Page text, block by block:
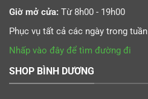
Giờ mở cửa: Từ 8h00 - 19h00
Phục vụ tất cả các ngày trong tuần
Nhấp vào đây để tìm đường đi
SHOP BÌNH DƯƠNG